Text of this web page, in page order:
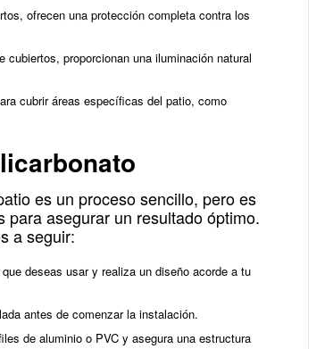
ofrecen una protección completa contra los
cubiertos, proporcionan una iluminación natural
cubrir áreas específicas del patio, como
es un proceso sencillo, pero es
asegurar un resultado óptimo.
a seguir:
deseas usar y realiza un diseño acorde a tu
antes de comenzar la instalación.
de aluminio o PVC y asegura una estructura